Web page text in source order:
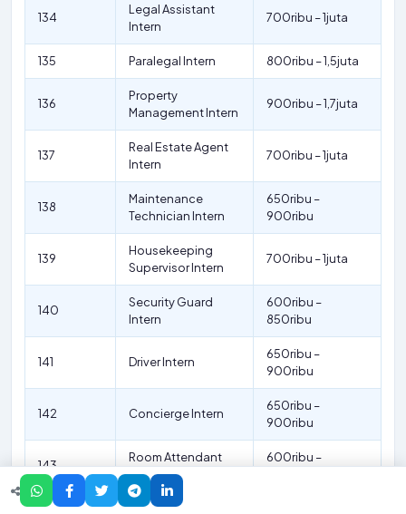
134
Legal Assistant
Intern
700ribu – 1juta
135 Paralegal Intern 800ribu – 1,5juta
136
Property
Management Intern
900ribu – 1,7juta
137
Real Estate Agent
Intern
700ribu – 1juta
138
Maintenance
Technician Intern
650ribu –
900ribu
139
Housekeeping
Supervisor Intern
700ribu – 1juta
140
Security Guard
Intern
600ribu –
850ribu
141 Driver Intern
650ribu –
900ribu
142 Concierge Intern
650ribu –
900ribu
143
Room Attendant
Intern
600ribu –
Laundry Attendant